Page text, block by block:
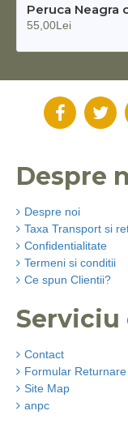
55,00Lei
Despre
Despre noi
Taxa Transport si
Confidentialitate
Termeni si conditii
Ce spun Clientii?
Contact
Formular Returnare
Site Map
anpc